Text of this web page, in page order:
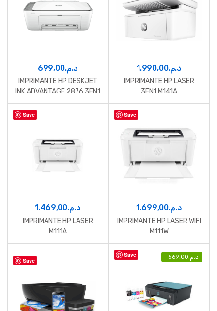
د.م.699,00
IMPRIMANTE HP DESKJET
INK ADVANTAGE 2876 3EN1
WIFI COULEUR
د.م.1.990,00
IMPRIMANTE HP LASER
3EN1 M141A
Save
د.م.1.469,00
IMPRIMANTE HP LASER
M111A
Save
د.م.1.699,00
IMPRIMANTE HP LASER WIFI
M111W
Save
Save - د.م.569,00